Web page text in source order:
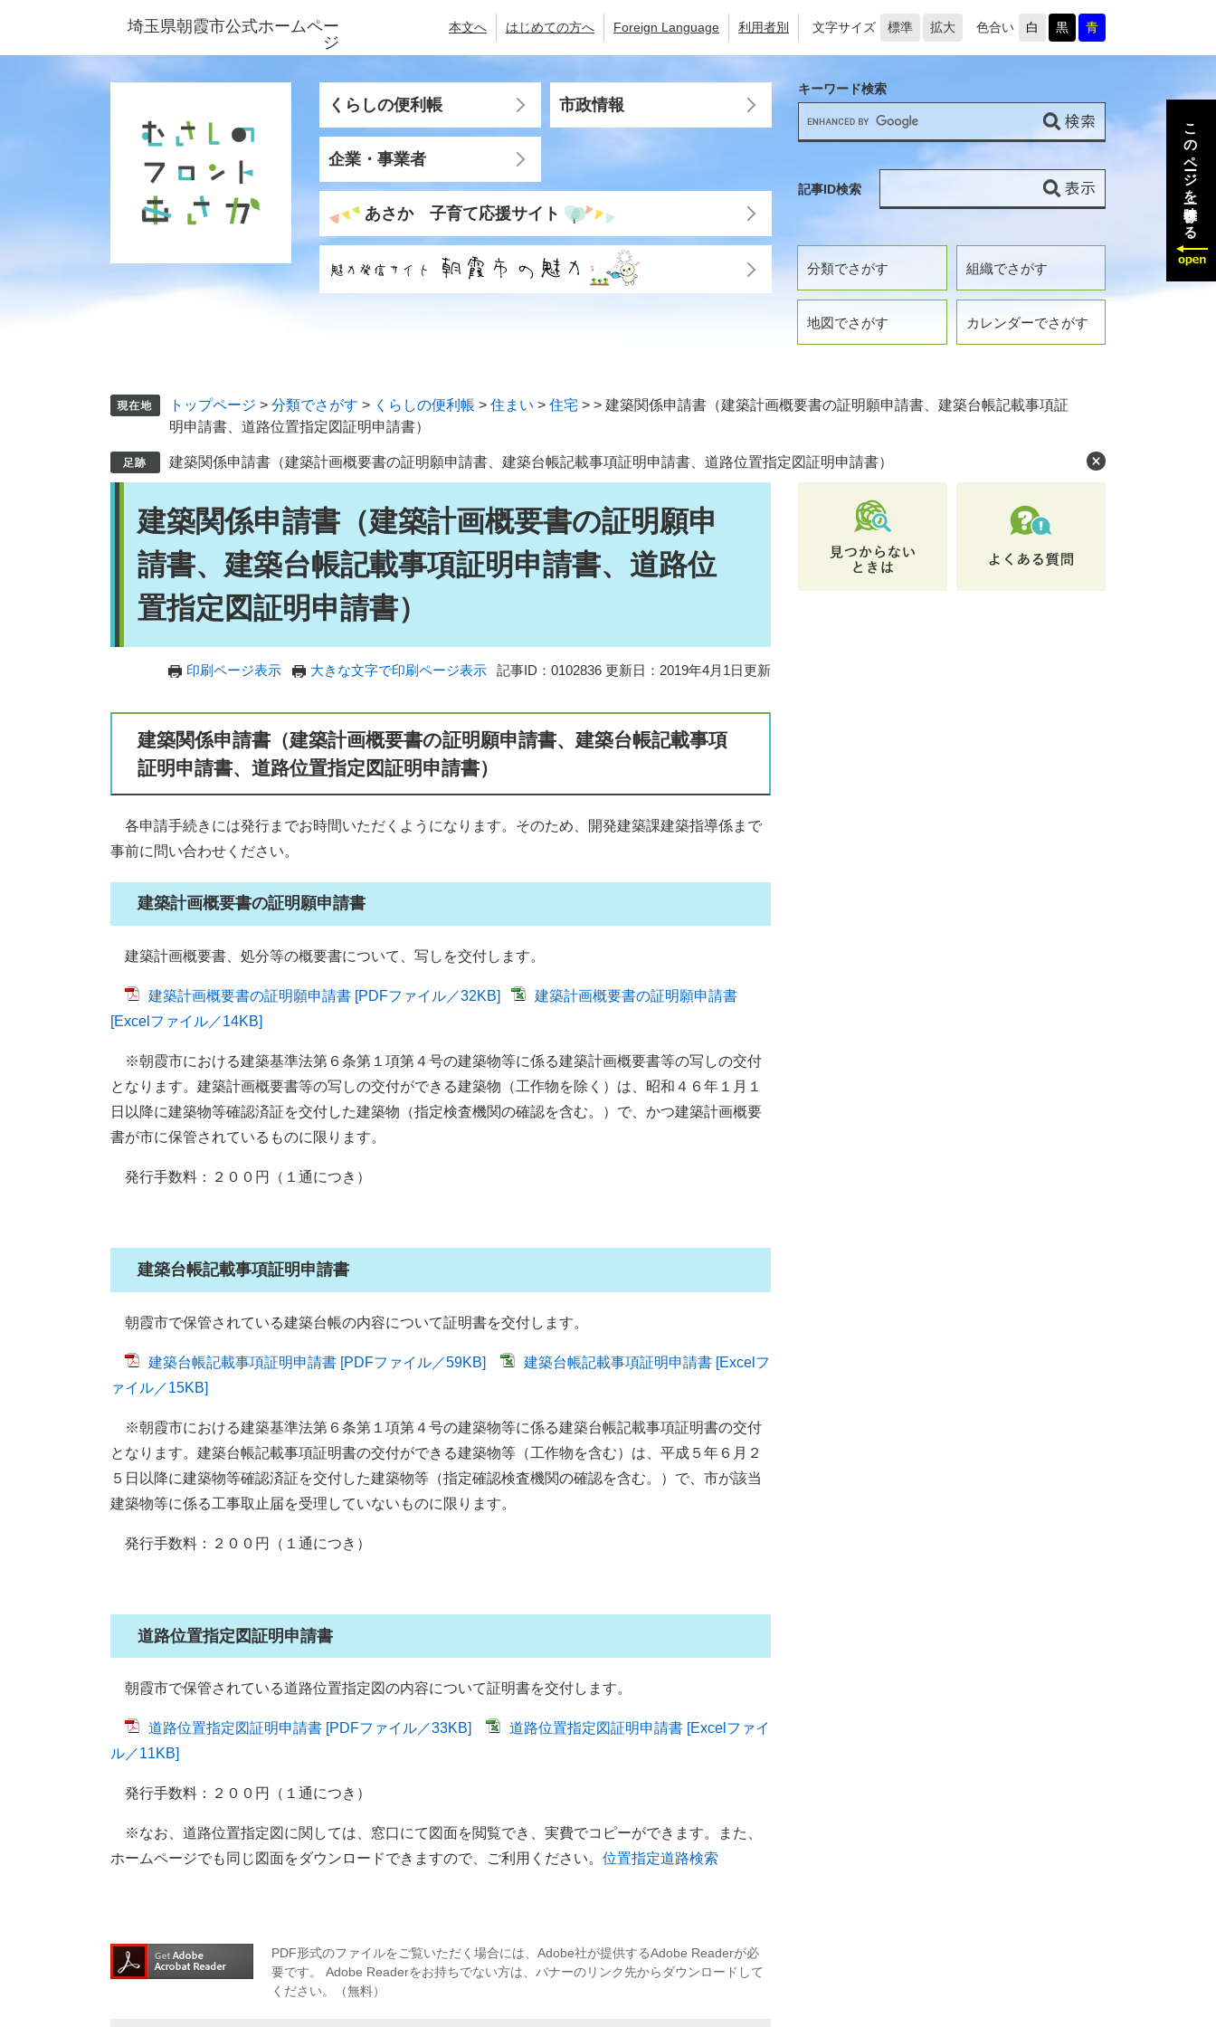
ジ
ュ
埼玉県朝霞市公式ホームペー
ジ
本文へ はじめての方へ Foreign Language 利用者別 文字サイズ 標準 拡大 色合い 白 黒 青
くらしの便利帳 市政情報
企業・事業者
あさか 子育て応援サイト
分類でさがす 組織でさがす
地図でさがす カレンダーでさがす
キーワード検索
記事ID検索
トップページ > 分類でさがす > くらしの便利帳 > 住まい > 住宅 > > 建築関係申請書（建築計画概要書の証明願申請書、建築台帳記載事項証
明申請書、道路位置指定図証明申請書）
建築関係申請書（建築計画概要書の証明願申請書、建築台帳記載事項証明申請書、道路位置指定図証明申請書）
建築関係申請書（建築計画概要書の証明願申
請書、建築台帳記載事項証明申請書、道路位
置指定図証明申請書）
印刷ページ表示 大きな文字で印刷ページ表示 記事ID：0102836 更新日：2019年4月1日更新
建築関係申請書（建築計画概要書の証明願申請書、建築台帳記載事項
証明申請書、道路位置指定図証明申請書）
各申請手続きには発行までお時間いただくようになります。そのため、開発建築課建築指導係まで
事前に問い合わせください。
建築計画概要書の証明願申請書
建築計画概要書、処分等の概要書について、写しを交付します。
建築計画概要書の証明願申請書 [PDFファイル／32KB]
建築計画概要書の証明願申請書
[Excelファイル／14KB]
※朝霞市における建築基準法第６条第１項第４号の建築物等に係る建築計画概要書等の写しの交付
となります。建築計画概要書等の写しの交付ができる建築物（工作物を除く）は、昭和４６年１月１
日以降に建築物等確認済証を交付した建築物（指定検査機関の確認を含む。）で、かつ建築計画概要
書が市に保管されているものに限ります。
発行手数料：２００円（１通につき）
建築台帳記載事項証明申請書
朝霞市で保管されている建築台帳の内容について証明書を交付します。
建築台帳記載事項証明申請書 [PDFファイル／59KB]
建築台帳記載事項証明申請書 [Excelフ
ァイル／15KB]
※朝霞市における建築基準法第６条第１項第４号の建築物等に係る建築台帳記載事項証明書の交付
となります。建築台帳記載事項証明書の交付ができる建築物等（工作物を含む）は、平成５年６月２
５日以降に建築物等確認済証を交付した建築物等（指定確認検査機関の確認を含む。）で、市が該当
建築物等に係る工事取止届を受理していないものに限ります。
発行手数料：２００円（１通につき）
道路位置指定図証明申請書
朝霞市で保管されている道路位置指定図の内容について証明書を交付します。
道路位置指定図証明申請書 [PDFファイル／33KB]
道路位置指定図証明申請書 [Excelファイ
ル／11KB]
発行手数料：２００円（１通につき）
※なお、道路位置指定図に関しては、窓口にて図面を閲覧でき、実費でコピーができます。また、
ホームページでも同じ図面をダウンロードできますので、ご利用ください。 位置指定道路検索
PDF形式のファイルをご覧いただく場合には、Adobe社が提供するAdobe Readerが必
要です。
Adobe Readerをお持ちでない方は、バナーのリンク先からダウンロードして
ください。（無料）
このページを一時保存する